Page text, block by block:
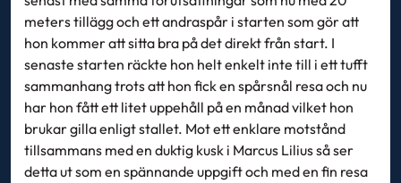
meters tillägg och ett andraspår i starten som gör att
hon kommer att sitta bra på det direkt från start. I
senaste starten räckte hon helt enkelt inte till i ett tufft
sammanhang trots att hon fick en spårsnål resa och nu
har hon fått ett litet uppehåll på en månad vilket hon
brukar gilla enligt stallet. Mot ett enklare motstånd
tillsammans med en duktig kusk i Marcus Lilius så ser
detta ut som en spännande uppgift och med en fin resa